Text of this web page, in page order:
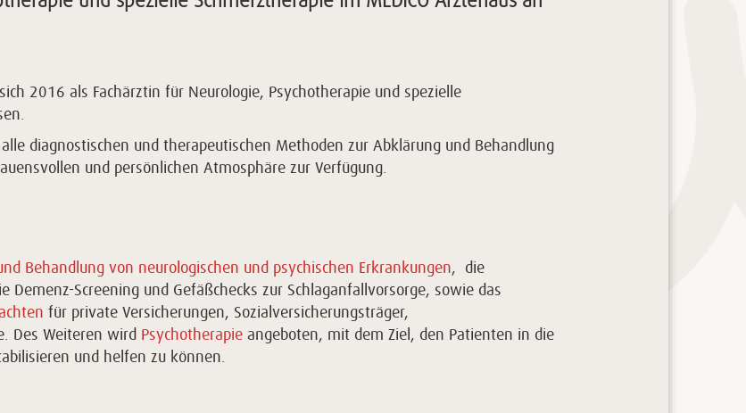
2016 als Fachärztin für Neurologie, Psychotherapie und spezielle
diagnostischen und therapeutischen Methoden zur Abklärung und Behandlung
und persönlichen Atmosphäre zur Verfügung.
Behandlung von neurologischen und psychischen Erkrankungen, die
Demenz-Screening und Gefäßchecks zur Schlaganfallvorsorge, sowie das
für private Versicherungen, Sozialversicherungsträger,
Des Weiteren wird Psychotherapie angeboten, mit dem Ziel, den Patienten in die
und helfen zu können.